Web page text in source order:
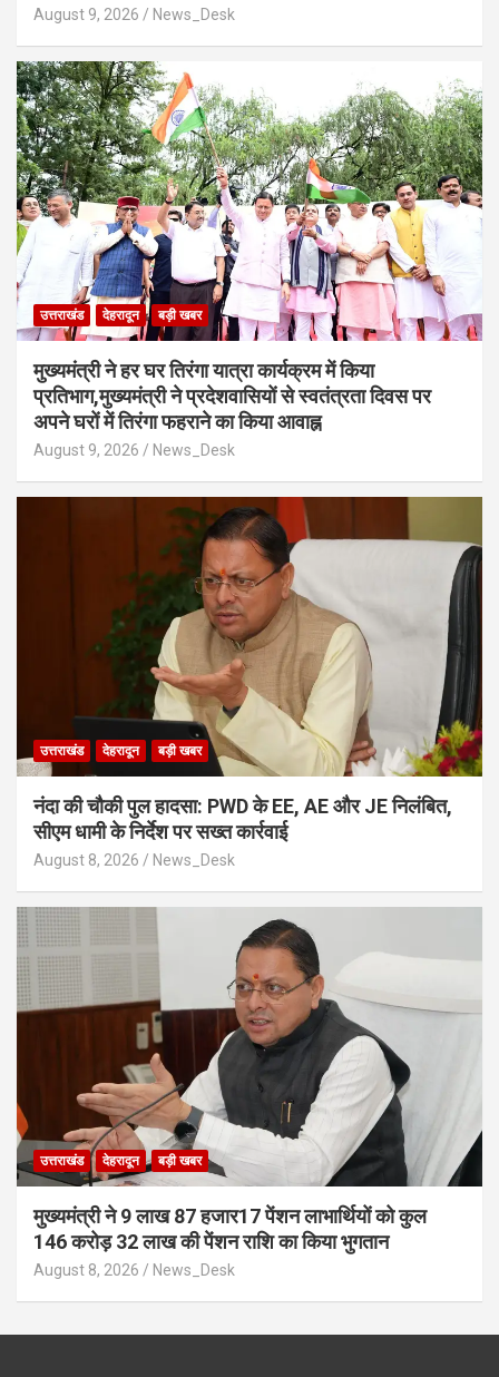
August 9, 2026 News_Desk
उत्तराखंड देहरादून बड़ी खबर
मुख्यमंत्री ने हर घर तिरंगा यात्रा कार्यक्रम में किया
प्रतिभाग,मुख्यमंत्री ने प्रदेशवासियों से स्वतंत्रता दिवस पर
अपने घरों में तिरंगा फहराने का किया आवाह्न
August 9, 2026 News_Desk
उत्तराखंड देहरादून बड़ी खबर
नंदा की चौकी पुल हादसा: PWD के EE, AE और JE निलंबित,
सीएम धामी के निर्देश पर सख्त कार्रवाई
August 8, 2026 News_Desk
उत्तराखंड देहरादून बड़ी खबर
मुख्यमंत्री ने 9 लाख 87 हजार17 पेंशन लाभार्थियों को कुल
146 करोड़ 32 लाख की पेंशन राशि का किया भुगतान
August 8, 2026 News_Desk